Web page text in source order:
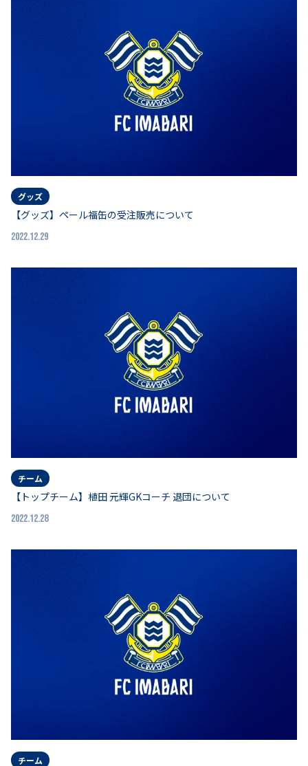
グッズ
【グッズ】ペール福缶の受注販売について
2022.12.29
チーム
【トップチーム】植田 元輝GKコーチ 退団について
2022.12.28
チーム